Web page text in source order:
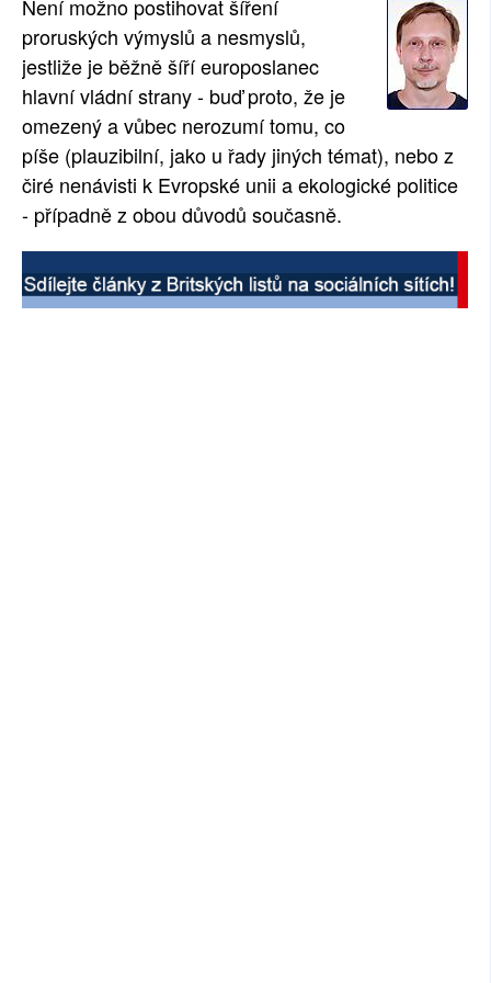
SOCIÁLNÍ SÍTĚ
RUBRIKY
PLNÁ VERZE STRÁNEK
Není možno postihovat šíření
proruských výmyslů a nesmyslů,
jestliže je běžně šíří europoslanec
hlavní vládní strany - buď proto, že je
omezený a vůbec nerozumí tomu, co
píše (plauzibilní, jako u řady jiných témat), nebo z
čiré nenávisti k Evropské unii a ekologické politice
- případně z obou důvodů současně.